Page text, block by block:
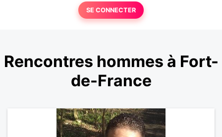
SE CONNECTER
Rencontres hommes à Fort-
de-France